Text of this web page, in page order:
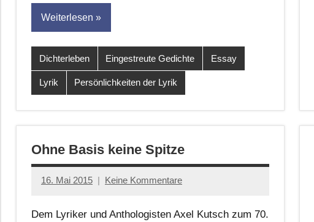
Weiterlesen
Dichterleben Eingestreute Gedichte Essay
Lyrik Persönlichkeiten der Lyrik
Ohne Basis keine Spitze
16. Mai 2015
Anton
Keine Kommentare
Dem Lyriker und Anthologisten Axel Kutsch zum 70.